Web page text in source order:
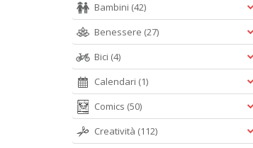
Bambini (42)
Benessere (27)
Bici (4)
Calendari (1)
Comics (50)
Creatività (112)